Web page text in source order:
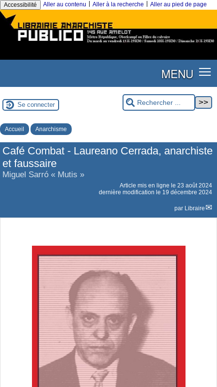
Accessibilité Aller au contenu Aller à la recherche Aller au pied de page
MENU
Se connecter
Accueil Anarchisme
Café Combat - Laureano Cerrada, anarchiste
et faussaire
Miguel Sarró « Mutis »
Article mis en ligne le 23 août 2024
dernière modification le 19 décembre 2024
par Libraire